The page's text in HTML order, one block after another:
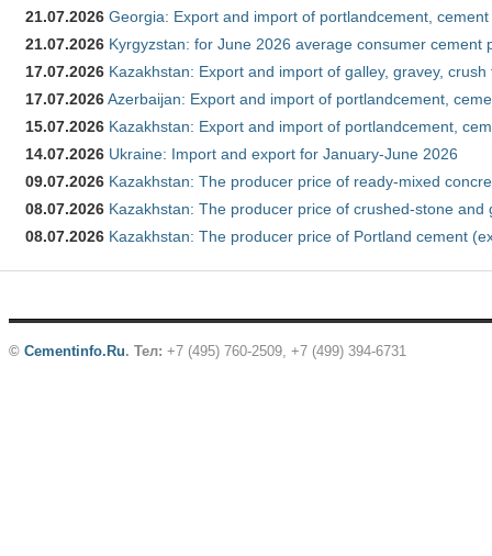
21.07.2026 Georgia: Export and import of portlandcement,
21.07.2026 Kyrgyzstan: for June 2026 average consumer cement
17.07.2026 Kazakhstan: Export and import of galley, gravey,
17.07.2026Azerbaijan: Export and import of portlandcement,
15.07.2026 Kazakhstan: Export and import of portlandcement,
14.07.2026 Ukraine: Import and export for January-June 2026
09.07.2026 Kazakhstan: The producer price of ready-mixed
08.07.2026 Kazakhstan: The producer price of crushed-stone and
08.07.2026 Kazakhstan: The producer price of Portland cement
© Cementinfo.Ru. Тел: +7 (495) 760-2509, +7 (499) 394-6731